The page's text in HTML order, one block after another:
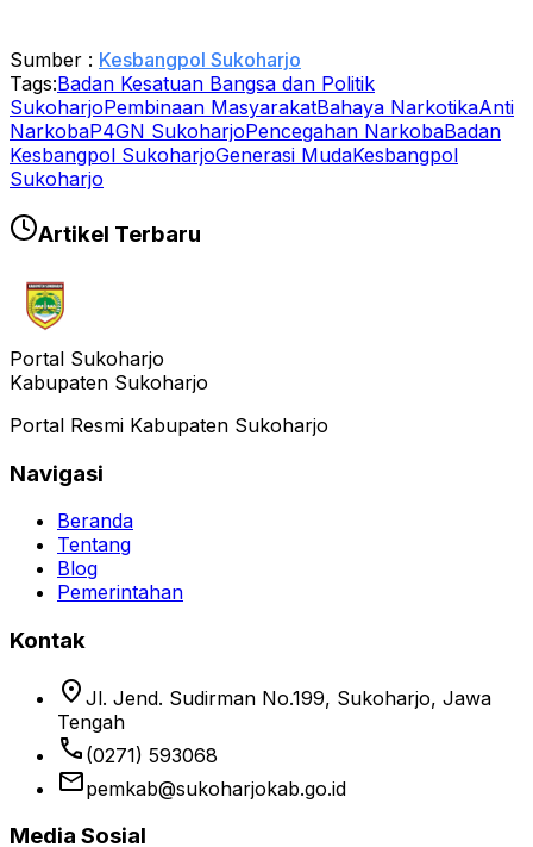
Sumber : Kesbangpol Sukoharjo
Tags:Badan Kesatuan Bangsa dan Politik
SukoharjoPembinaan MasyarakatBahaya NarkotikaAnti
NarkobaP4GN SukoharjoPencegahan NarkobaBadan
Kesbangpol SukoharjoGenerasi MudaKesbangpol
Sukoharjo
Artikel Terbaru
Portal Sukoharjo
Kabupaten Sukoharjo
Portal Resmi Kabupaten Sukoharjo
Navigasi
Beranda
Tentang
Blog
Pemerintahan
Kontak
location_on Jl. Jend. Sudirman No.199, Sukoharjo, Jawa
Tengah
phone (0271) 593068
emailpemkab@sukoharjokab.go.id
Media Sosial